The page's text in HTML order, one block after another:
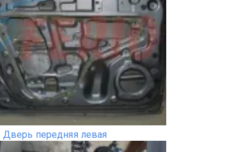
Дверь передняя левая